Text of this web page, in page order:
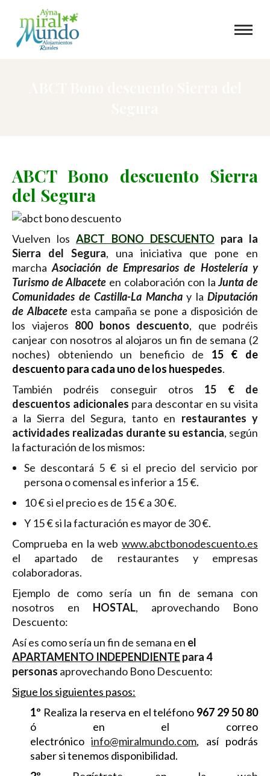
ABCT Bono descuento Sierra
del Segura
Vuelven losABCT BONO DESCUENTO para la
Sierra del Segura, una iniciativa que pone en
marchaAsociación de Empresarios de Hostelería y
Turismo deAlbacete en colaboración con laJunta de
Comunidades de Castilla-La Manchay la Diputación
de Albacete esta campaña se pone a disposición de
los viajeros 800 bonos descuento, que podréis
canjear con nosotros al alojaros un fin de semana (2
noches) obteniendo un beneficio de 15 € de
descuento para cada uno de los huespedes.
También podréis conseguir otros 15 € de
descuentos adicionales para descontar en su visita
a la Sierra del Segura, tanto en restaurantes y
actividades realizadas durante su estancia, según
la facturación de los mismos:
Se descontará 5 € si el precio del servicio por
persona o comensal es inferior a 15 €.
10 € si el precio es de 15 € a 30 €.
Y 15 € si la facturación es mayor de 30 €.
Comprueba en la web www.abctbonodescuento.es
el apartado de restaurantes y empresas
colaboradoras.
Ejemplo de como sería un fin de semana con
nosotros en HOSTAL, aprovechando Bono
Descuento:
Así es como sería un fin de semana en el
APARTAMENTO INDEPENDIENTE para 4
personas aprovechando Bono Descuento:
Sigue los siguientes pasos:
1º Realiza la reserva en el teléfono 967 29 50 80
ó en el correo
electrónicoinfo@miralmundo.com, así podrás
saber si tenemos disponibilidad.